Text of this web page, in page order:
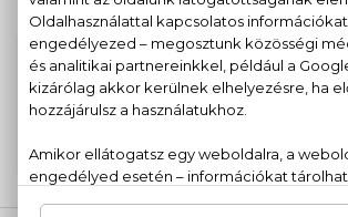
100% eredeti termékek,14 napos
garanciával
Kérdésed van, elakadtál? Hívd